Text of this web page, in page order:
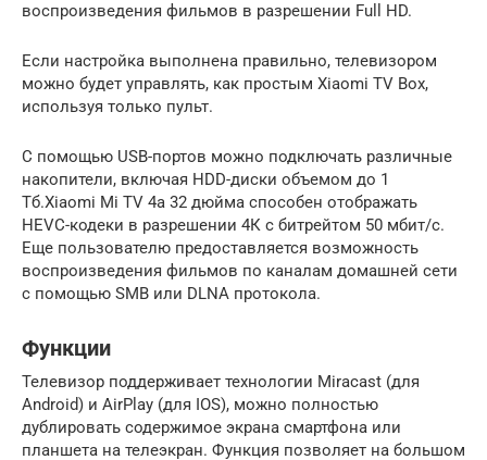
воспроизведения фильмов в разрешении Full HD.
Если настройка выполнена правильно, телевизором
можно будет управлять, как простым Xiaomi TV Box,
используя только пульт.
С помощью USB-портов можно подключать различные
накопители, включая HDD-диски объемом до 1
Тб.Xiaomi Mi TV 4a 32 дюйма способен отображать
HEVC-кодеки в разрешении 4К с битрейтом 50 мбит/с.
Еще пользователю предоставляется возможность
воспроизведения фильмов по каналам домашней сети
с помощью SMB или DLNA протокола.
Функции
Телевизор поддерживает технологии Miracast (для
Android) и AirPlay (для IOS), можно полностью
дублировать содержимое экрана смартфона или
планшета на телеэкран. Функция позволяет на большом